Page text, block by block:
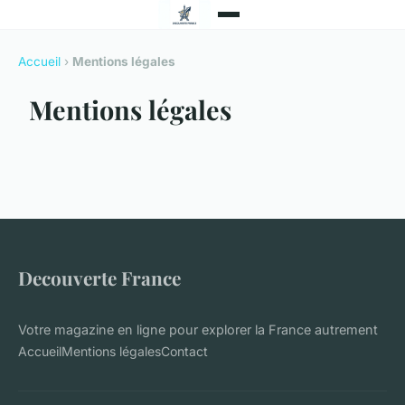
Accueil › Mentions légales
Mentions légales
Decouverte France
Votre magazine en ligne pour explorer la France autrement
AccueilMentions légalesContact